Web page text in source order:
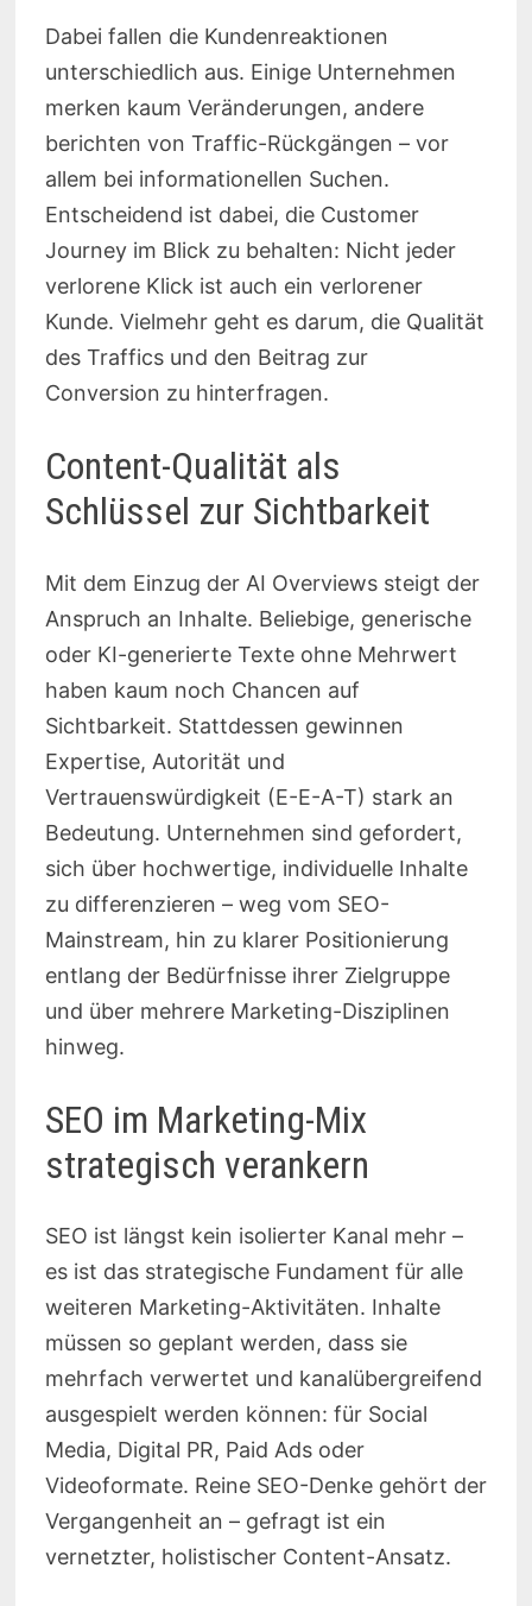
Dabei fallen die Kundenreaktionen
unterschiedlich aus. Einige Unternehmen
merken kaum Veränderungen, andere
berichten von Traffic-Rückgängen – vor
allem bei informationellen Suchen.
Entscheidend ist dabei, die Customer
Journey im Blick zu behalten: Nicht jeder
verlorene Klick ist auch ein verlorener
Kunde. Vielmehr geht es darum, die Qualität
des Traffics und den Beitrag zur
Conversion zu hinterfragen.
Content-Qualität als
Schlüssel zur Sichtbarkeit
Mit dem Einzug der AI Overviews steigt der
Anspruch an Inhalte. Beliebige, generische
oder KI-generierte Texte ohne Mehrwert
haben kaum noch Chancen auf
Sichtbarkeit. Stattdessen gewinnen
Expertise, Autorität und
Vertrauenswürdigkeit (E-E-A-T) stark an
Bedeutung. Unternehmen sind gefordert,
sich über hochwertige, individuelle Inhalte
zu differenzieren – weg vom SEO-
Mainstream, hin zu klarer Positionierung
entlang der Bedürfnisse ihrer Zielgruppe
und über mehrere Marketing-Disziplinen
hinweg.
SEO im Marketing-Mix
strategisch verankern
SEO ist längst kein isolierter Kanal mehr –
es ist das strategische Fundament für alle
weiteren Marketing-Aktivitäten. Inhalte
müssen so geplant werden, dass sie
mehrfach verwertet und kanalübergreifend
ausgespielt werden können: für Social
Media, Digital PR, Paid Ads oder
Videoformate. Reine SEO-Denke gehört der
Vergangenheit an – gefragt ist ein
vernetzter, holistischer Content-Ansatz.